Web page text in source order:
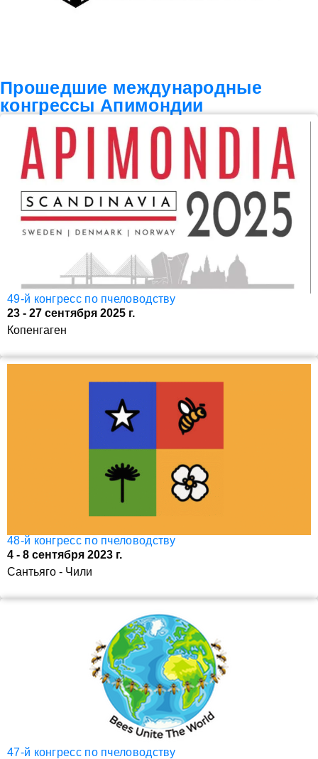
Прошедшие международные
конгрессы Апимондии
49-й конгресс по пчеловодству
23 - 27 сентября 2025 г.
Копенгаген
48-й конгресс по пчеловодству
4 - 8 сентября 2023 г.
Сантьяго - Чили
47-й конгресс по пчеловодству